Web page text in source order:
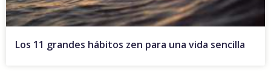
Los 11 grandes hábitos zen para una vida sencilla